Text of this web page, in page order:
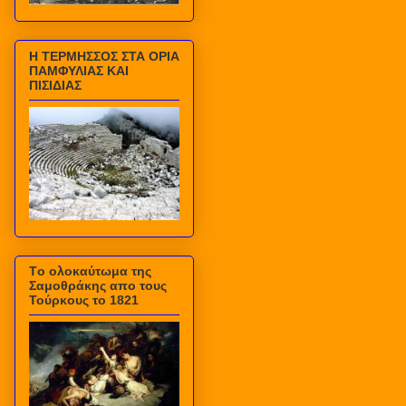
Η ΤΕΡΜΗΣΣΟΣ ΣΤΑ ΟΡΙΑ
ΠΑΜΦΥΛΙΑΣ ΚΑΙ
ΠΙΣΙΔΙΑΣ
Τo ολοκαύτωμα της
Σαμοθράκης απο τους
Τούρκους το 1821